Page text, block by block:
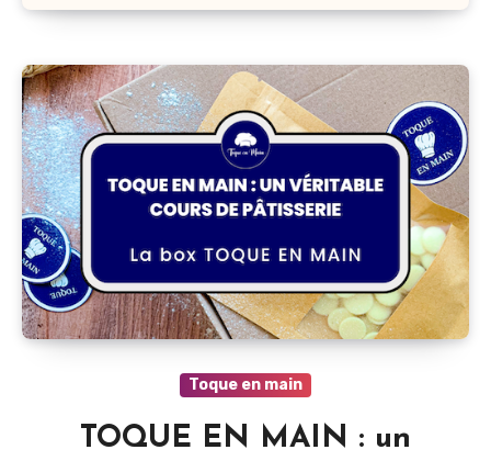
Toque en main
TOQUE EN MAIN : un